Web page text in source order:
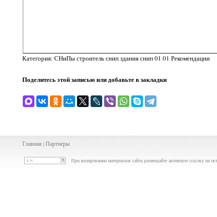
Категория: СНиПы строитель снип здания снип 01 01 Рекомендации
Поделитесь этой записью или добавьте в закладки
Главная |Партнеры
При копировании материалов сайта размещайте активную ссылку на